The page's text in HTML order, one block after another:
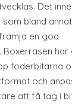
Det
bland annat
en god
har
foderbitarna
och
att få tag i